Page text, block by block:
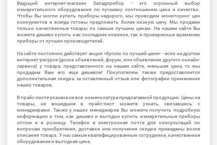
Ведущий интернет-магазин Западприбор - это огромный выбор
измерительного оборудования по лучшему соотношению цена и качество.
Чтобы Вы могли купить приборы недорого, мы проводим мониторинг цен
конкурентов и всегда готовы предложить более низкую цену. Мы продаем
только качественные товары по самым лучшим ценам. На нашем сайте Вы
можете дешево купить как последние новинки, так и проверенные временем
приборы от лучших производителей.
На сайте постоянно действует акция «Куплю по лучшей цене» - если на другом
интернет-ресурсе (доска объявлений, форум, или объявление другого онлайн-
сервиса) у товара, представленного на нашем сайте, меньшая цена, то мы
продадим Вам его еще дешевле! Покупателям также предоставляется
дополнительная скидка за оставленный отзыв или фотографии применения
наших товаров.
В прайс-листе указана не вся номенклатура предлагаемой продукции. Цены на
товары, не вошедшие в прайс-лист можете узнать, связавшись с
менеджерами. Также у наших менеджеров Вы можете получить подробную
информацию о том, как дешево и выгодно купить измерительные приборы
оптом и в розницу. Телефон и электронная почта для консультаций по
вопросам приобретения, доставки или получения скидки приведены возле
описания товара. У нас самые квалифицированные сотрудники, качественное
оборудование и выгодная цена.